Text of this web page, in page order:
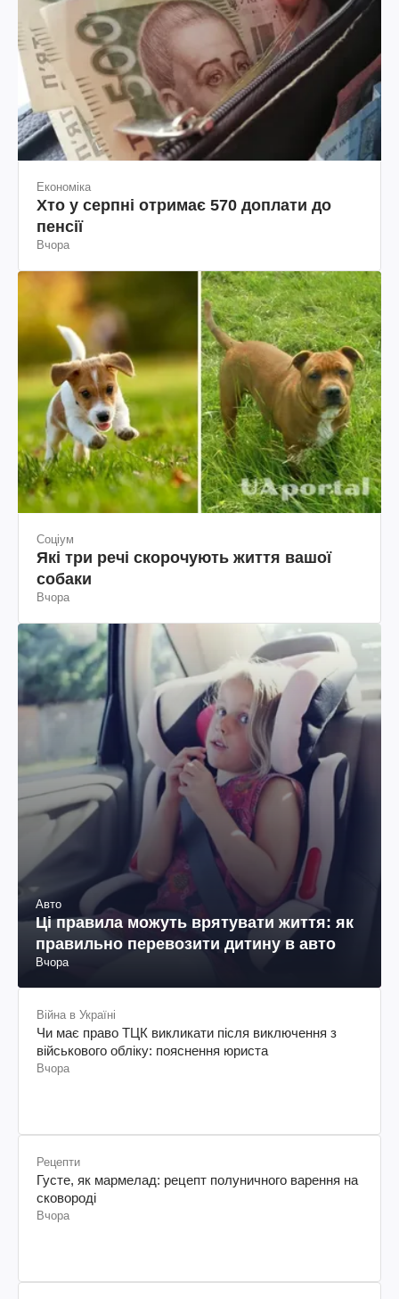
Економіка
Хто у серпні отримає 570 доплати до
пенсії
Вчора
Соціум
Які три речі скорочують життя вашої
собаки
Вчора
Авто
Ці правила можуть врятувати життя: як
правильно перевозити дитину в авто
Вчора
Війна в Україні
Чи має право ТЦК викликати після виключення з
військового обліку: пояснення юриста
Вчора
Рецепти
Густе, як мармелад: рецепт полуничного варення на
сковороді
Вчора